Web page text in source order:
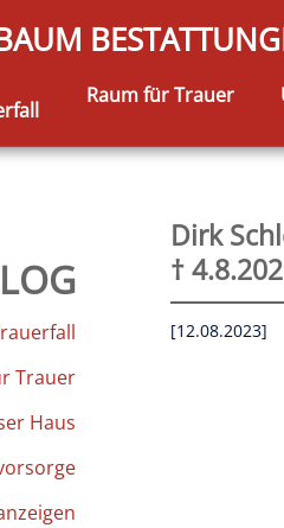
Raum für Trauer
Trauer
Haus
Dirk
†
[12.08.2023]